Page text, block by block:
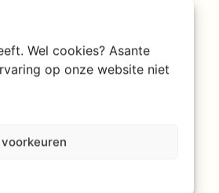
Wel cookies? Asante
op onze website niet